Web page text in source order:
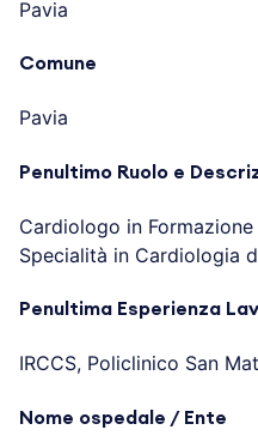
Pavia
Comune
Pavia
Penultimo Ruolo e
Cardiologo in
Specialità in Cardiologia
Penultima Esperienza
IRCCS, Policlinico San
Nome ospedale / Ente